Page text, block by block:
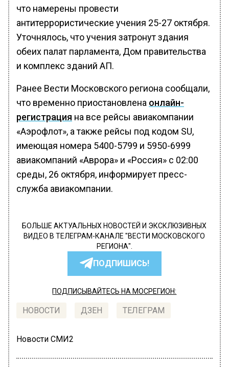
что намерены провести
антитеррористические учения 25-27 октября.
Уточнялось, что учения затронут здания
обеих палат парламента, Дом правительства
и комплекс зданий АП.
Ранее Вести Московского региона сообщали,
что временно приостановлена онлайн-
регистрация на все рейсы авиакомпании
«Аэрофлот», а также рейсы под кодом SU,
имеющая номера 5400-5799 и 5950-6999
авиакомпаний «Аврора» и «Россия» с 02:00
среды, 26 октября, информирует пресс-
служба авиакомпании.
БОЛЬШЕ АКТУАЛЬНЫХ НОВОСТЕЙ И ЭКСКЛЮЗИВНЫХ
ВИДЕО В ТЕЛЕГРАМ-КАНАЛЕ "ВЕСТИ МОСКОВСКОГО
РЕГИОНА".
ПОДПИШИСЬ!
ПОДПИСЫВАЙТЕСЬ НА МОСРЕГИОН:
НОВОСТИ ДЗЕН ТЕЛЕГРАМ
Новости СМИ2